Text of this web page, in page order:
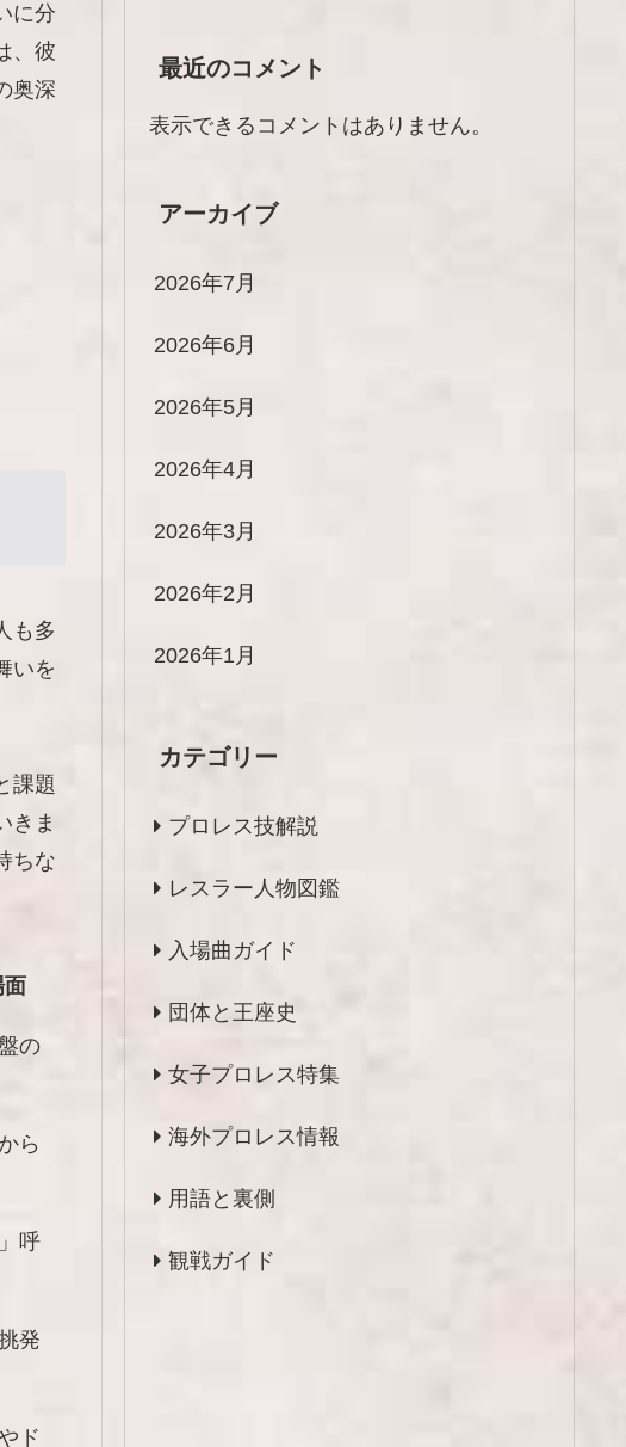
に分
、彼
奥深
も多
いを
課題
きま
ちな
の
ら
呼
発
ド
最近のコメント
表示できるコメントはありません。
アーカイブ
2026年7月
2026年6月
2026年5月
2026年4月
2026年3月
2026年2月
2026年1月
カテゴリー
プロレス技解説
レスラー人物図鑑
入場曲ガイド
団体と王座史
女子プロレス特集
海外プロレス情報
用語と裏側
観戦ガイド